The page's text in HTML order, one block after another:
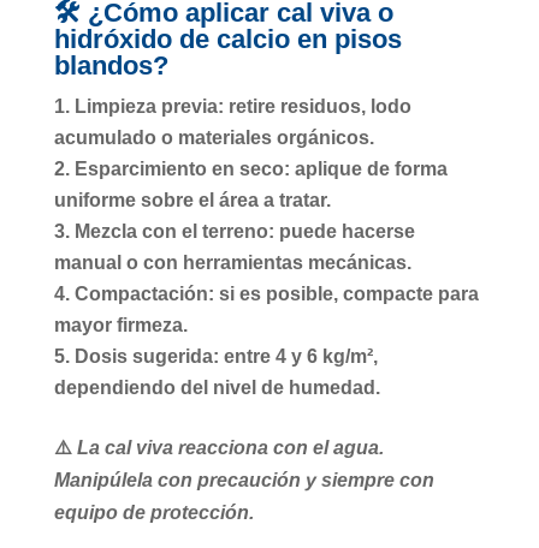
🛠️ ¿Cómo aplicar cal viva o
hidróxido de calcio en pisos
blandos?
Limpieza previa: retire residuos, lodo
acumulado o materiales orgánicos.
Esparcimiento en seco: aplique de forma
uniforme sobre el área a tratar.
Mezcla con el terreno: puede hacerse
manual o con herramientas mecánicas.
Compactación: si es posible, compacte para
mayor firmeza.
Dosis sugerida: entre 4 y 6 kg/m²,
dependiendo del nivel de humedad.
⚠️ La cal viva reacciona con el agua.
Manipúlela con precaución y siempre con
equipo de protección.